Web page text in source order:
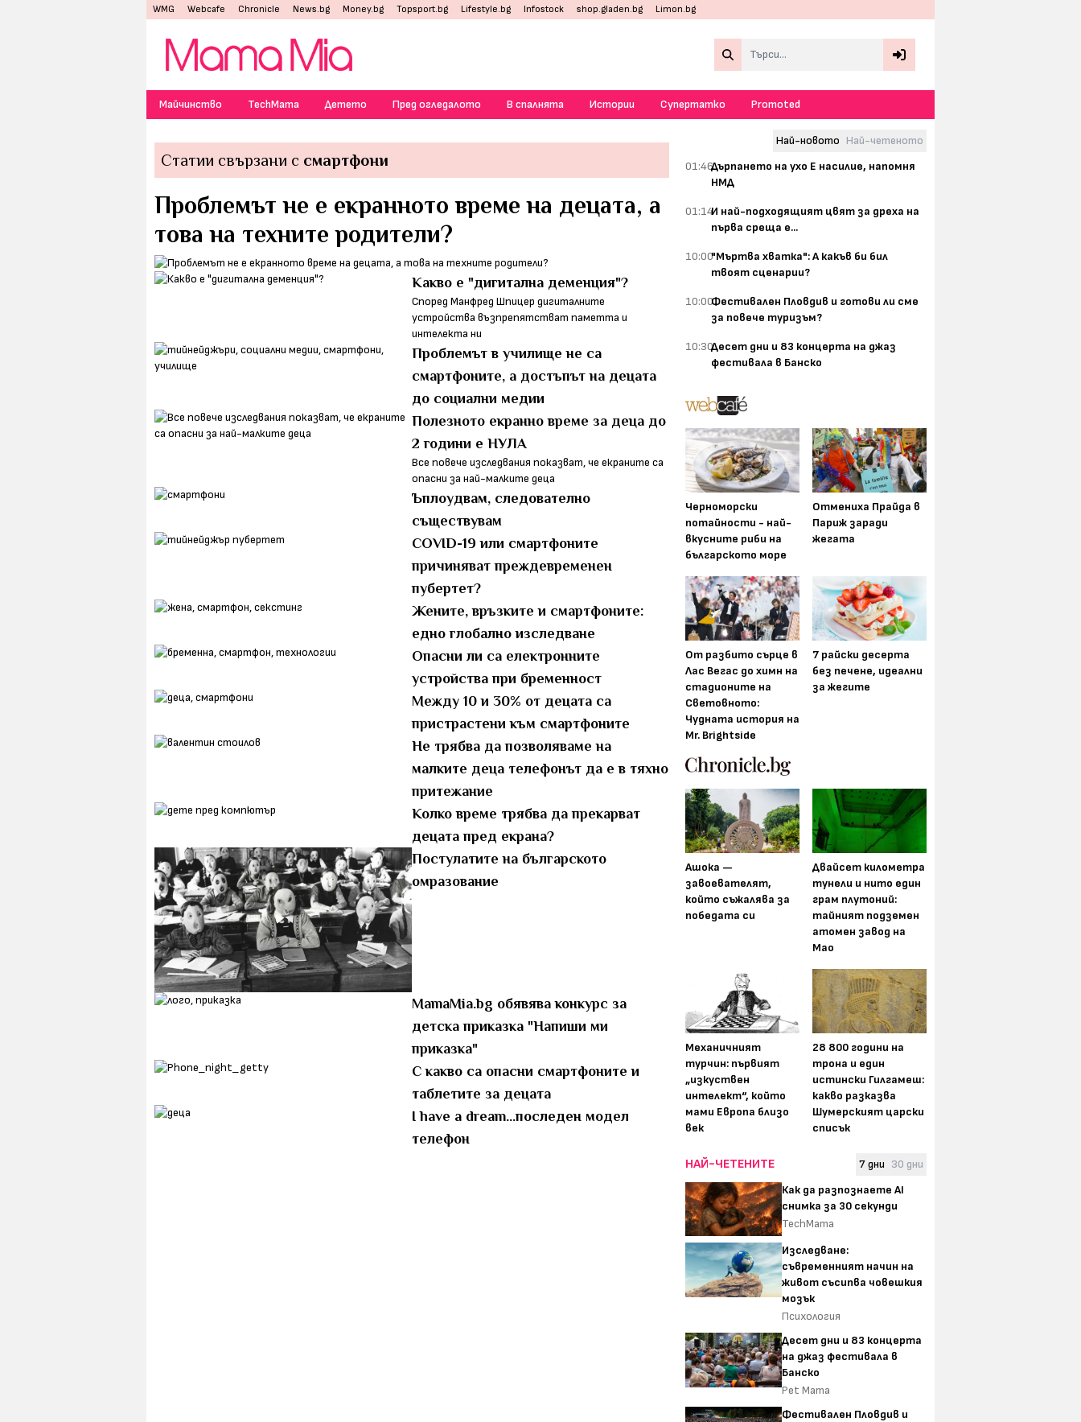
WMG Webcafe Chronicle News.bg Money.bg Topsport.bg Lifestyle.bg Infostock shop.gladen.bg Limon.bg
Майчинство TechMama Детето Пред огледалото В спалнята Истории Супертатко Promoted
Статии свързани с смартфони
Проблемът не е екранното време на децата, а
това на техните родители?
Какво е "дигитална деменция"?
Според Манфред Шпицер дигиталните
устройства възпрепятстват паметта и
интелекта ни
Проблемът в училище не са
смартфоните, а достъпът на децата
до социални медии
Полезното екранно време за деца до
2 години е НУЛА
Все повече изследвания показват, че екраните са
опасни за най-малките деца
Ъплоудвам, следователно
съществувам
COVID-19 или смартфоните
причиняват преждевременен
пубертет?
Жените, връзките и смартфоните:
едно глобално изследване
Oпасни ли са електронните
устройства при бременност
Между 10 и 30% от децата са
пристрастени към смартфоните
Не трябва да позволяваме на
малките деца телефонът да е в тяхно
притежание
Колко време трябва да прекарват
децата пред екрана?
Постулатите на българското
омразование
MamaMia.bg обявява конкурс за
детска приказка "Напиши ми
приказка"
С какво са опасни смартфоните и
таблетите за децата
I have a dream...последен модел
телефон
Най-новото Най-четеното
01:46Дърпането на ухо Е насилие, напомня
НМД
01:14И най-подходящият цвят за дреха на
първа среща е...
10:00"Мъртва хватка": А какъв би бил
твоят сценарии?
10:00Фестивален Пловдив и готови ли сме
за повече туризъм?
10:30Десет дни и 83 концерта на джаз
фестивала в Банско
Черноморски
потайности - най-
вкусните риби на
българското море
Отмениха Прайда в
Париж заради
жегата
От разбито сърце в
Лас Вегас до химн на
стадионите на
Световното:
Чудната история на
Mr. Brightside
7 райски десерта
без печене, идеални
за жегите
Ашока —
завоевателят,
който съжалява за
победата си
Двайсет километра
тунели и нито един
грам плутоний:
тайният подземен
атомен завод на
Мао
Механичният
турчин: първият
„изкуствен
интелект“, който
мами Европа близо
век
28 800 години на
трона и един
истински Гилгамеш:
какво разказва
Шумерският царски
списък
НАЙ-ЧЕТЕНИТЕ 7 дни 30 дни
Как да разпознаете AI
снимка за 30 секунди
TechMama
Изследване:
съвременният начин на
живот съсипва човешкия
мозък
Психология
Десет дни и 83 концерта
на джаз фестивала в
Банско
Pet Mama
Фестивален Пловдив и